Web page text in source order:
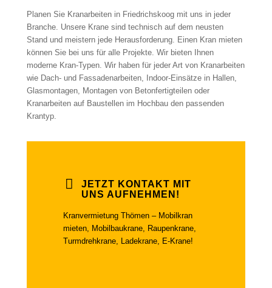
Planen Sie Kranarbeiten in Friedrichskoog mit uns in jeder
Branche. Unsere Krane sind technisch auf dem neusten
Stand und meistern jede Herausforderung. Einen Kran mieten
können Sie bei uns für alle Projekte. Wir bieten Ihnen
moderne Kran-Typen. Wir haben für jeder Art von Kranarbeiten
wie Dach- und Fassadenarbeiten, Indoor-Einsätze in Hallen,
Glasmontagen, Montagen von Betonfertigteilen oder
Kranarbeiten auf Baustellen im Hochbau den passenden
Krantyp.
JETZT KONTAKT MIT
UNS AUFNEHMEN!
Kranvermietung Thömen – Mobilkran
mieten, Mobilbaukrane, Raupenkrane,
Turmdrehkrane, Ladekrane, E-Krane!